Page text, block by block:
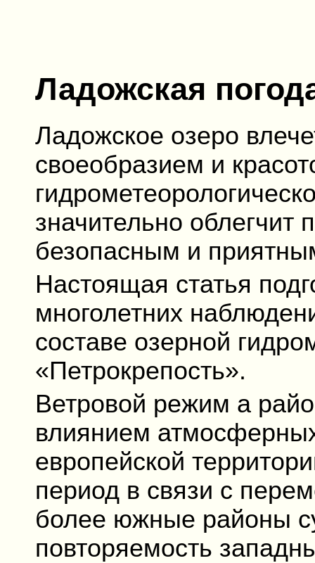
Ладожская
Ладожское озеро
своеобразием и
значительно облегчит
безопасным и
Настоящая статья
многолетних
составе озерной
«Петрокрепость».
Ветровой режим а
влиянием
европейской
период в связи с
более южные районы
повторяемость